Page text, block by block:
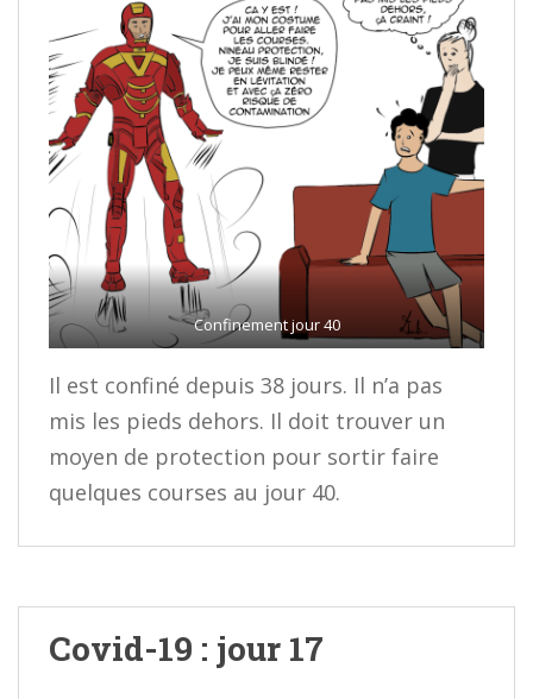
Confinement jour 40
Il est confiné depuis 38 jours. Il n’a pas
mis les pieds dehors. Il doit trouver un
moyen de protection pour sortir faire
quelques courses au jour 40.
Covid-19 : jour 17